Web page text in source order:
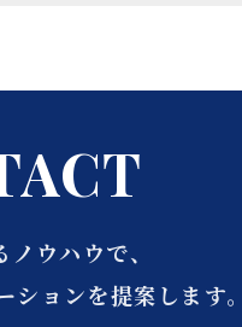
ACT
ウハウで、
ションを提案します。